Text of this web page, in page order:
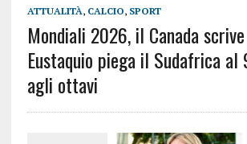
ATTUALITÀ, CALCIO, SPORT
Mondiali 2026, il Canada
Eustaquio piega il Sudafrica al
agli ottavi